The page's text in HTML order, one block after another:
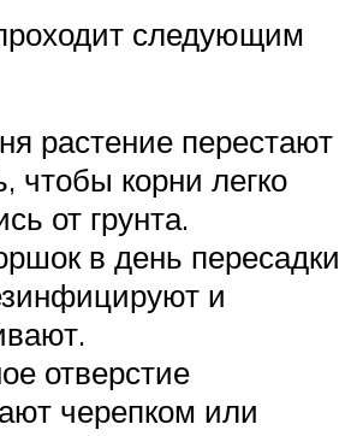
следующим
растение перестают
чтобы корни легко
от грунта.
в день пересадки
и
отверстие
черепком или